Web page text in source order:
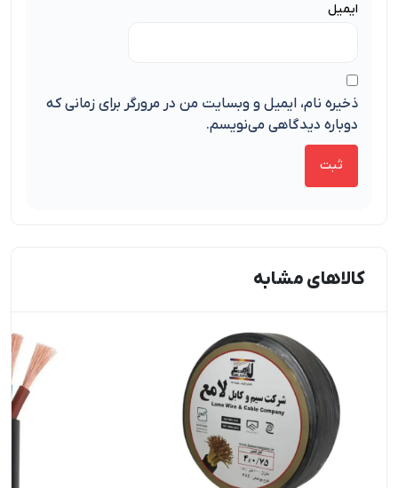
ایمیل
ذخیره نام، ایمیل و وبسایت من در مرورگر برای زمانی که
دوباره دیدگاهی می‌نویسم.
کالاهای مشابه